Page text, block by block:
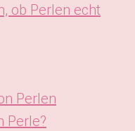
ob Perlen echt
Perlen
Perle?